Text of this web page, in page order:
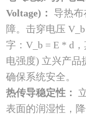
Voltage)：
导热
障。击穿电压
字：V_b = E * d
电强度) 立兴产品
确保系统安全。
热传导稳定性：
表面的润湿性，降